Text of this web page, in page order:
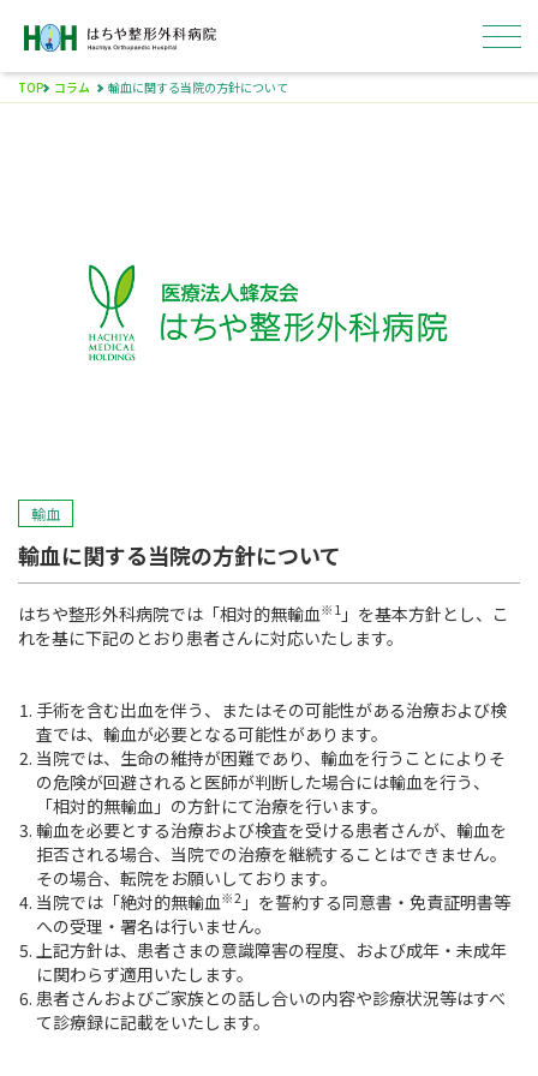
はちやの治療・手術について
お知らせ
よくあるご質問
交通アクセス
初診受付時間
月曜 - 金曜 9:00 - 12:00 / 14:30 - 17:00
[ 受付 8:45 - ]
土曜午後、日曜、祝日はお休みをいただいております
TOP コラム 輸血に関する当院の方針について
輸血
輸血に関する当院の方針について
はちや整形外科病院では「相対的無輸血 ※1 」を基本方針とし、こ
れを基に下記のとおり患者さんに対応いたします。
手術を含む出血を伴う、またはその可能性がある治療および検
査では、輸血が必要となる可能性があります。
当院では、生命の維持が困難であり、輸血を行うことによりそ
の危険が回避されると医師が判断した場合には輸血を行う、
「相対的無輸血」の方針にて治療を行います。
輸血を必要とする治療および検査を受ける患者さんが、輸血を
拒否される場合、当院での治療を継続することはできません。
その場合、転院をお願いしております。
当院では「絶対的無輸血 ※2 」を誓約する同意書・免責証明書等
への受理・署名は行いません。
上記方針は、患者さまの意識障害の程度、および成年・未成年
に関わらず適用いたします。
患者さんおよびご家族との話し合いの内容や診療状況等はすべ
て診療録に記載をいたします。